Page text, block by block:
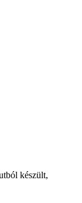
készült,